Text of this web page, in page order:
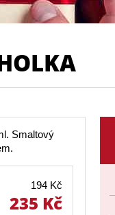
Smaltový
194 Kč
235 Kč